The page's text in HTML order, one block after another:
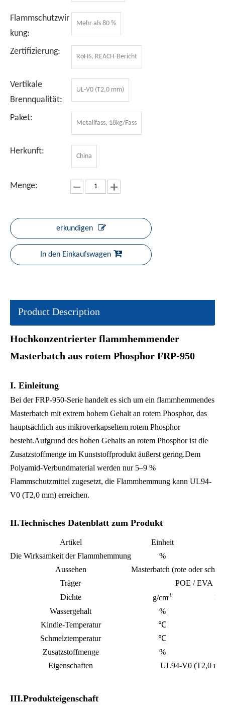
Flammschutzwir
kung:
Mehr als 80 %
Zertifizierung:
RoHS, REACH-Bericht
Vertikale
Brennqualität:
UL-V0 (T2,0 mm)
Paket:
Metallfass, 18kg/Fass
Herkunft:
China
Menge:
erkundigen
In den Einkaufswagen
Product Description
Hochkonzentrierter flammhemmender
Masterbatch aus rotem Phosphor FRP-950
I. Einleitung
Bei der FRP-950-Serie handelt es sich um ein flammhemmendes
Masterbatch mit extrem hohem Gehalt an rotem Phosphor, das
hauptsächlich aus mikroverkapseltem rotem Phosphor
besteht.Aufgrund des hohen Gehalts an rotem Phosphor ist die
Zusatzstoffmenge im Kunststoffprodukt äußerst gering.Dem
Polyamid-Verbundmaterial werden nur 5–9 %
Flammschutzmittel zugesetzt, die Flammhemmung kann UL94-
V0 (T2,0 mm) erreichen.
II.Technisches Datenblatt zum Produkt
Artikel Einheit
Die Wirksamkeit der Flammhemmung
%
Aussehen
Masterbatch (rote oder
Träger
POE / EVA
Dichte
g/cm3
Wassergehalt
%
Kindle-Temperatur
℃
Schmelztemperatur
℃
Zusatzstoffmenge
%
Eigenschaften
UL94-V0 (T2,0
III.Produkteigenschaft